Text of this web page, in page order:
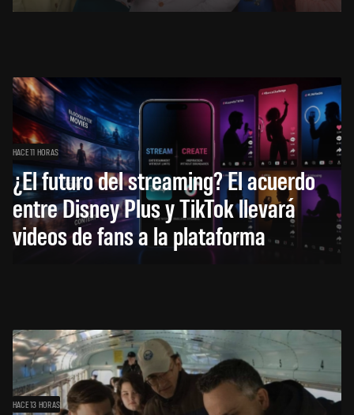
HACE 11 HORAS
¿El futuro del streaming? El acuerdo
entre Disney Plus y TikTok llevará
videos de fans a la plataforma
HACE 13 HORAS